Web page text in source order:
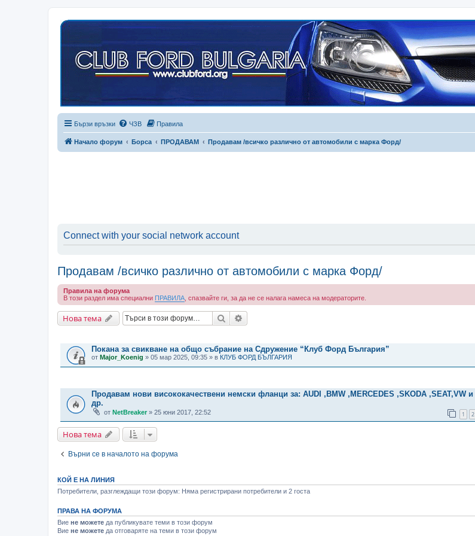
Бързи връзки ЧЗВ Правила
Начало форум Борса ПРОДАВАМ Продавам /всичко различно от автомобили с марка Форд/
Connect with your social network account
Продавам /всичко различно от автомобили с марка Форд/
Правила на форума
В този раздел има специални ПРАВИЛА , спазвайте ги, за да не се налага намеса на модераторите.
Нова тема Търсене
Покана за свикване на общо събрание на Сдружение “Клуб Форд България”
от Major_Koenig » 05 мар 2025, 09:35 » в КЛУБ ФОРД БЪЛГАРИЯ
Продавам нови висококачествени немски фланци за: AUDI ,BMW ,MERCEDES ,SKODA ,SEAT,VW и
др.
от NetBreaker » 25 юни 2017, 22:52 1 2
Нова тема
Върни се в началото на форума
КОЙ Е НА ЛИНИЯ
Потребители, разглеждащи този форум: Няма регистрирани потребители и 2 госта
ПРАВА НА ФОРУМА
Вие не можете да публикувате теми в този форум
Вие не можете да отговаряте на теми в този форум